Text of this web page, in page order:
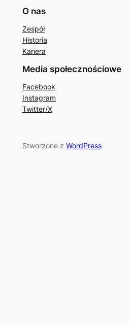
O nas
Zespół
Historia
Kariera
Media społecznościowe
Facebook
Instagram
Twitter/X
Stworzone z WordPress